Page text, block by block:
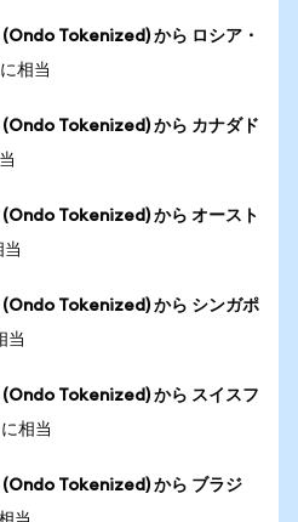
Tokenized) から ロシア・
相当
Tokenized) から カナダド
Tokenized) から オースト
当
Tokenized) から シンガポ
当
Tokenized) から スイスフ
相当
Tokenized) から ブラジ